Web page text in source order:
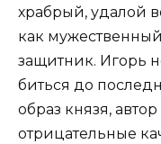
храбрый, удалой
как
защитник. Игорь
биться до
образ князя,
отрицательные